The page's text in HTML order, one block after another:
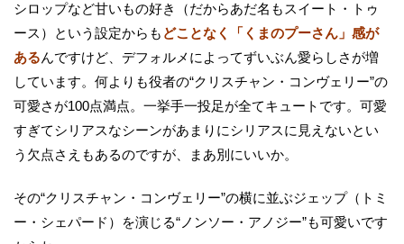
シロップなど甘いもの好き（だからあだ名もスイート・トゥ
ース）という設定からも どことなく「くまのプーさん」感が
あるんですけど、デフォルメによってずいぶん愛らしさが増
しています。何よりも役者の“クリスチャン・コンヴェリー”の
可愛さが100点満点。一挙手一投足が全てキュートです。可愛
すぎてシリアスなシーンがあまりにシリアスに見えないとい
う欠点さえもあるのですが、まあ別にいいか。
その“クリスチャン・コンヴェリー”の横に並ぶジェップ（トミ
ー・シェパード）を演じる“ノンソー・アノジー”も可愛いです